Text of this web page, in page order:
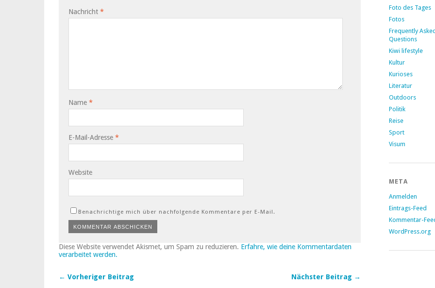
Nachricht *
Name *
E-Mail-Adresse *
Website
Benachrichtige mich über nachfolgende Kommentare per E-Mail.
Diese Website verwendet Akismet, um Spam zu reduzieren. Erfahre, wie deine Kommentardaten
verarbeitet werden.
← Vorheriger Beitrag Nächster Beitrag →
Foto des Tages
Fotos
Frequently
Questions
Kiwi lifestyle
Kultur
Kurioses
Literatur
Outdoors
Politik
Reise
Sport
Visum
META
Anmelden
Eintrags-Feed
Kommentar-
WordPress.org